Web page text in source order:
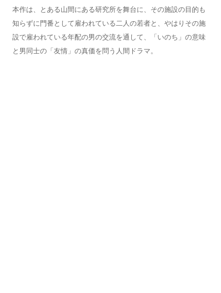
本作は、とある山間にある研究所を舞台に、その施設の目的も
知らずに門番として雇われている二人の若者と、やはりその施
設で雇われている年配の男の交流を通して、「いのち」の意味
と男同士の「友情」の真価を問う人間ドラマ。